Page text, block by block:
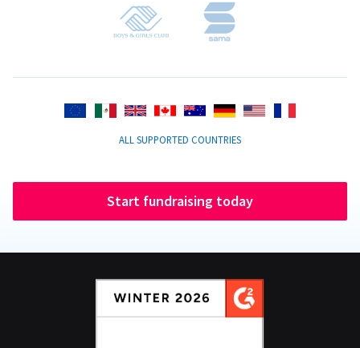
ALL SUPPORTED COUNTRIES
Start fundraising today